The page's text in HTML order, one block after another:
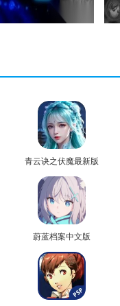
青云诀之伏魔最新版
蔚蓝档案中文版